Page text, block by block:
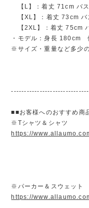
【L】：着丈 71cm バ
【XL】：着丈 73cm
【2XL】：着丈 75cm
・モデル：身長
※サイズ・重量など多少
■■お客様へのおすすめ商
※Tシャツ＆シャツ
https://
※パーカー＆スウェット
https://